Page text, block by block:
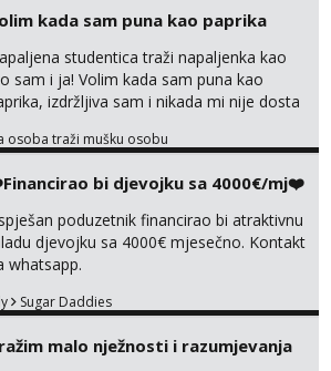
kada sam puna kao paprika
studentica traži napaljenka kao
sam i ja! Volim kada sam puna kao
izdržljiva sam i nikada mi nije dosta
kad i bilo gdje zato se javi što prije da
cekam te!
osoba traži mušku osobu
bi djevojku sa 4000€/mj❤️
poduzetnik financirao bi atraktivnu
djevojku sa 4000€ mjesečno. Kontakt
whatsapp.
Sugar Daddies
malo nježnosti i razumjevanja